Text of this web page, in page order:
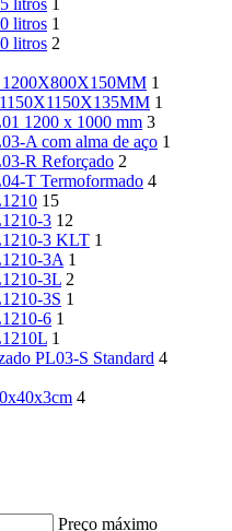
litros 1
litros 1
litros 2
1200X800X150MM 1
1
1200 x 1000 mm 3
A com alma de aço 1
R Reforçado 2
T Termoformado 4
15
3 12
3 KLT 1
3A 1
3L 2
3S 1
6 1
1
PL03-S Standard 4
4
Preço máximo